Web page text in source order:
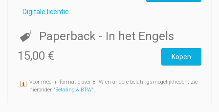
Digitale licentie
Paperback - In het Engels
15,00 €
Kopen
Voor meer informatie over BTW en andere belatingsmogelijkheden, zie
hieronder "Betaling & BTW".